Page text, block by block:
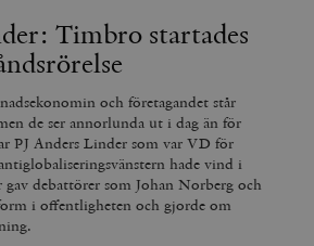
Timbro startades
och företagandet står
de ser annorlunda ut i dag än för
PJ Anders Linder som var VD för
hade vind i
gav debattörer som Johan Norberg och
i offentligheten och gjorde om